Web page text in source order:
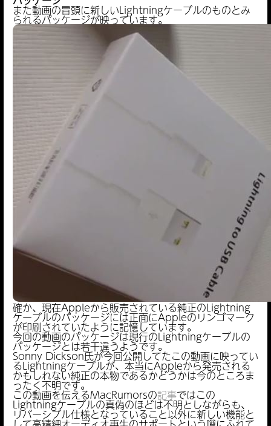
また動画の冒頭に新しいLightningケーブルのものとみ
られるパッケージが映っています。
確か、現在Appleから販売されている純正のLightning
ケーブルのパッケージには正面にAppleのリンゴマーク
が印刷されていたように記憶しています。
今回の動画のパッケージは現行のLightningケーブルの
パッケージとは若干違うようです。
Sonny Dickson氏が今回公開してたこの動画に映ってい
るLightningケーブルが、本当にAppleから発売される
かもしれない純正の本物であるかどうかは今のところま
ったく不明です。
この動画を伝えるMacRumorsの記事ではこの
Lightningケーブルの真偽のほどは不明としながらも、
リバーシブル仕様となっていること以外に新しい機能と